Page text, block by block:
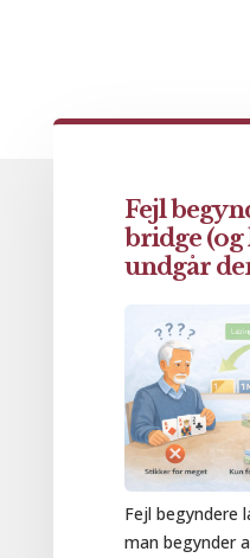
Fejl
bridge
undgår
Fejl begyndere
man begynder